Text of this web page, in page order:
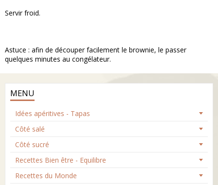
Servir froid.
Astuce : afin de découper facilement le brownie, le passer
quelques minutes au congélateur.
MENU
Idées apéritives - Tapas
Côté salé
Côté sucré
Recettes Bien être - Equilibre
Recettes du Monde